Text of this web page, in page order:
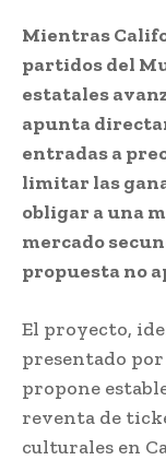
Mientras
partidos del
estatales
apunta
entradas a
limitar las
obligar a una
mercado
propuesta no
El proyecto,
presentado
propone
reventa de
culturales en